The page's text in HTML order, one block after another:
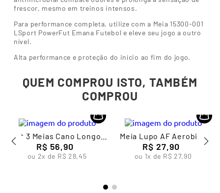
frescor, mesmo em treinos intensos.
Para performance completa, utilize com a Meia 15300-001
LSport PowerFut Emana Futebol e eleve seu jogo a outro
nível.
Alta performance e proteção do início ao fim do jogo.
QUEM COMPROU ISTO, TAMBÉM
COMPROU
Kit 3 Meias Cano Longo
Masculina Lupo
R$ 56,90
ou 2x de R$ 28,45
Meia Lupo AF Aerobica
R$ 27,90
ou 1x de R$ 27,90